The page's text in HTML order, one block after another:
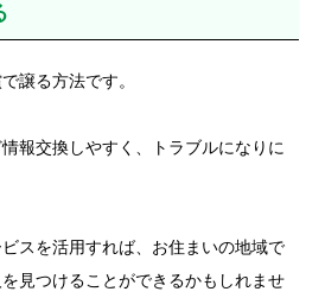
譲る方法です。
報交換しやすく、トラブルになりに
スを活用すれば、お住まいの地域で
見つけることができるかもしれませ